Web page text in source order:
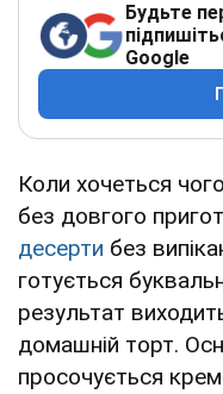
Будьте
Google
Коли хочеться
без довгого
десерти без
готується
результат
домашній торт.
просочується